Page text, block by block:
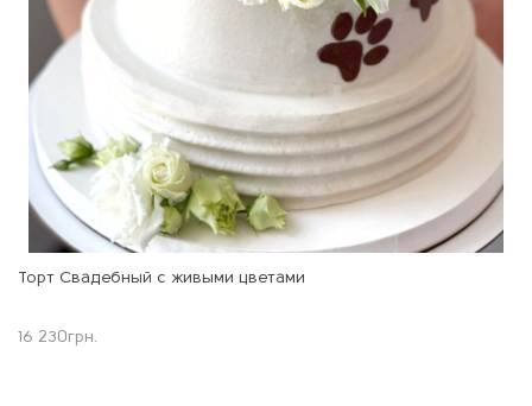
Торт Свадебный с живыми цветами
16 230грн.